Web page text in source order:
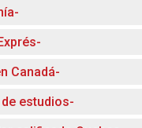
Canadá-
estudios-